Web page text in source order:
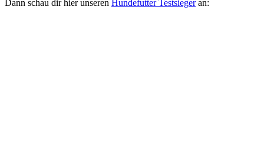
Dann schau dir hier unseren Hundefutter Testsiegeran: